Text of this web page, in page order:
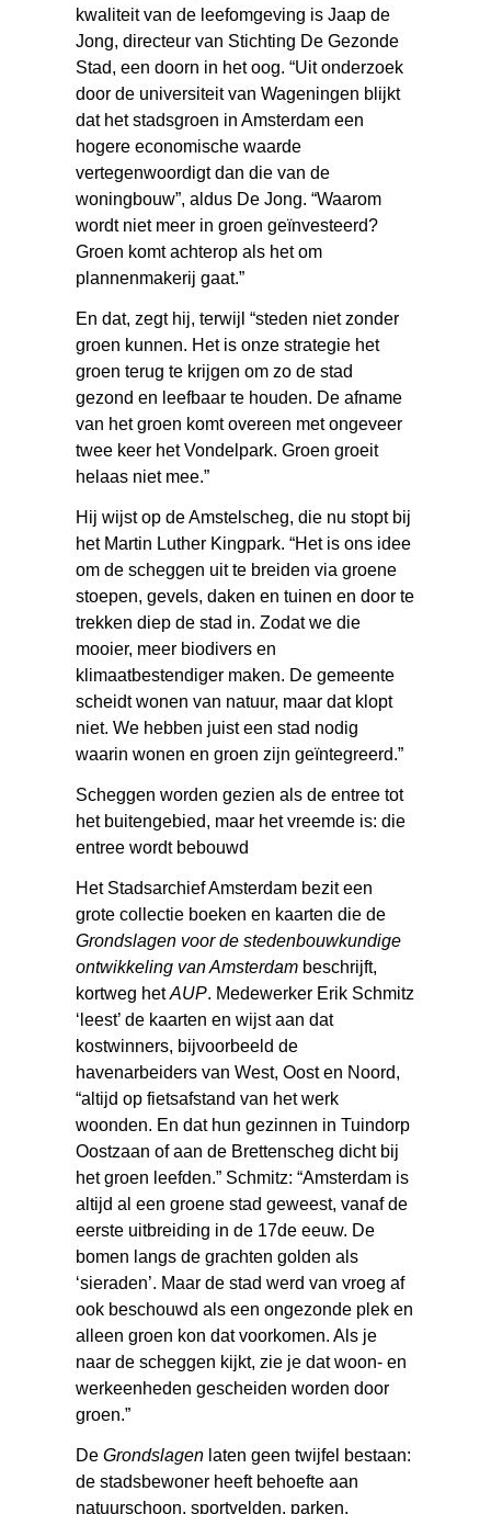
kwaliteit van de leefomgeving is Jaap de
Jong, directeur van Stichting De Gezonde
Stad, een doorn in het oog. “Uit onderzoek
door de universiteit van Wageningen blijkt
dat het stadsgroen in Amsterdam een
hogere economische waarde
vertegenwoordigt dan die van de
woningbouw”, aldus De Jong. “Waarom
wordt niet meer in groen geïnvesteerd?
Groen komt achterop als het om
plannenmakerij gaat.”
En dat, zegt hij, terwijl “steden niet zonder
groen kunnen. Het is onze strategie het
groen terug te krijgen om zo de stad
gezond en leefbaar te houden. De afname
van het groen komt overeen met ongeveer
twee keer het Vondelpark. Groen groeit
helaas niet mee.”
Hij wijst op de Amstelscheg, die nu stopt bij
het Martin Luther Kingpark. “Het is ons idee
om de scheggen uit te breiden via groene
stoepen, gevels, daken en tuinen en door te
trekken diep de stad in. Zodat we die
mooier, meer biodivers en
klimaatbestendiger maken. De gemeente
scheidt wonen van natuur, maar dat klopt
niet. We hebben juist een stad nodig
waarin wonen en groen zijn geïntegreerd.”
Scheggen worden gezien als de entree tot
het buitengebied, maar het vreemde is: die
entree wordt bebouwd
Het Stadsarchief Amsterdam bezit een
grote collectie boeken en kaarten die de
Grondslagen voor de stedenbouwkundige
ontwikkeling van Amsterdam beschrijft,
kortweg hetAUP. Medewerker Erik Schmitz
‘leest’ de kaarten en wijst aan dat
kostwinners, bijvoorbeeld de
havenarbeiders van West, Oost en Noord,
“altijd op fietsafstand van het werk
woonden. En dat hun gezinnen in Tuindorp
Oostzaan of aan de Brettenscheg dicht bij
het groen leefden.” Schmitz: “Amsterdam is
altijd al een groene stad geweest, vanaf de
eerste uitbreiding in de 17de eeuw. De
bomen langs de grachten golden als
‘sieraden’. Maar de stad werd van vroeg af
ook beschouwd als een ongezonde plek en
alleen groen kon dat voorkomen. Als je
naar de scheggen kijkt, zie je dat woon- en
werkeenheden gescheiden worden door
groen.”
DeGrondslagen laten geen twijfel bestaan:
de stadsbewoner heeft behoefte aan
natuurschoon, sportvelden, parken,